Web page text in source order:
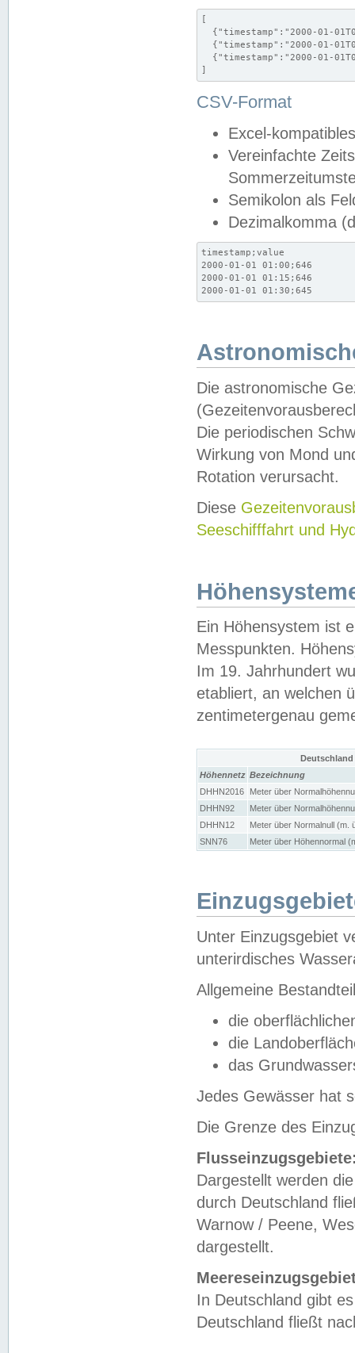
[
{"timestamp":"2000-01-
{"timestamp":"2000-01-
{"timestamp":"2000-01-
]
CSV-Format
Excel-
Vereinfachte
Semikolon als
Dezimalkomma
timestamp;value
2000-01-01 01:00;646
2000-01-01 01:15;646
2000-01-01 01:30;645
Die astronomische
Die periodischen
Wirkung von Mond
Rotation verursacht.
Diese
Seeschifffahrt und
Ein Höhensystem ist
Messpunkten.
Im 19. Jahrhundert
etabliert, an welchen
zentimetergenau
Höhennetz Bezeichnung
DHHN2016
Meter über
DHHN92
Meter über
DHHN12
Meter über Normalnull (m.
SNN76
Meter über Höhennormal
Unter Einzugsgebiet
unterirdisches
Allgemeine
die
die
das
Jedes Gewässer hat
Die Grenze des
Dargestellt werden
durch Deutschland
Warnow / Peene,
dargestellt.
In Deutschland gibt
Deutschland fließt